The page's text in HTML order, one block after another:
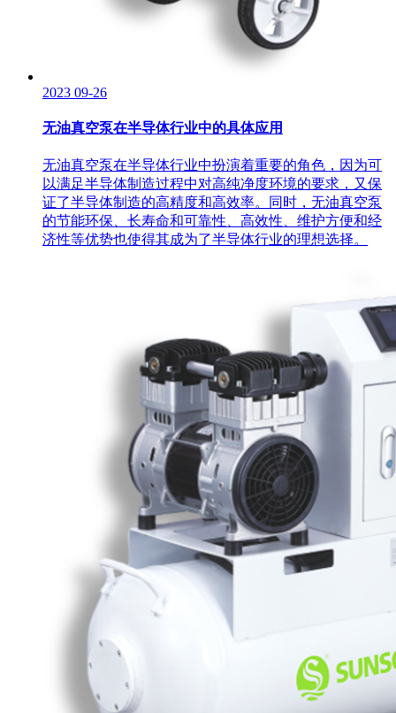
2023 09-26
无油真空泵在半导体行业中的具体应用
无油真空泵在半导体行业中扮演着重要的角色，因为可
以满足半导体制造过程中对高纯净度环境的要求，又保
证了半导体制造的高精度和高效率。同时，无油真空泵
的节能环保、长寿命和可靠性、高效性、维护方便和经
济性等优势也使得其成为了半导体行业的理想选择。